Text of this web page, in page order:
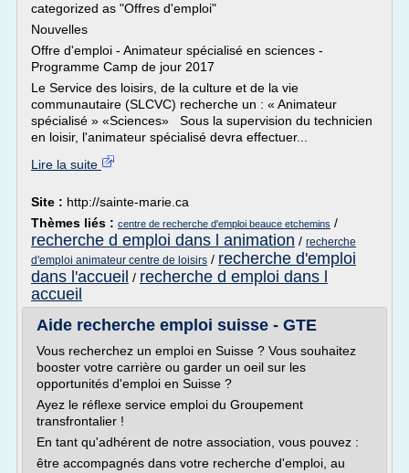
categorized as "Offres d'emploi"
Nouvelles
Offre d'emploi - Animateur spécialisé en sciences -
Programme Camp de jour 2017
Le Service des loisirs, de la culture et de la vie
communautaire (SLCVC) recherche un : « Animateur
spécialisé » «Sciences» Sous la supervision du technicien
en loisir, l'animateur spécialisé devra effectuer...
Lire la suite
Site : http://sainte-marie.ca
Thèmes liés : centre de recherche d'emploi beauce etchemins /
recherche d emploi dans l animation / recherche
d'emploi animateur centre de loisirs / recherche d'emploi
dans l'accueil / recherche d emploi dans l
accueil
Aide recherche emploi suisse - GTE
Vous recherchez un emploi en Suisse ? Vous souhaitez
booster votre carrière ou garder un oeil sur les
opportunités d'emploi en Suisse ?
Ayez le réflexe service emploi du Groupement
transfrontalier !
En tant qu'adhérent de notre association, vous pouvez :
être accompagnés dans votre recherche d'emploi, au